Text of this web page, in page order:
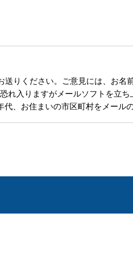
送りください。ご意見には、お名
入りますがメールソフトを立
、お住まいの市区町村をメール